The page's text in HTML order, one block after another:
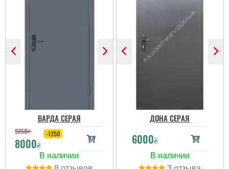
кухню, сподобались,
все ок. Як би було два
краще.
читати всі відгуки
ВАРДА СЕРАЯ
9250₴
8000₴
-1250
ДОНА СЕРАЯ
6000₴